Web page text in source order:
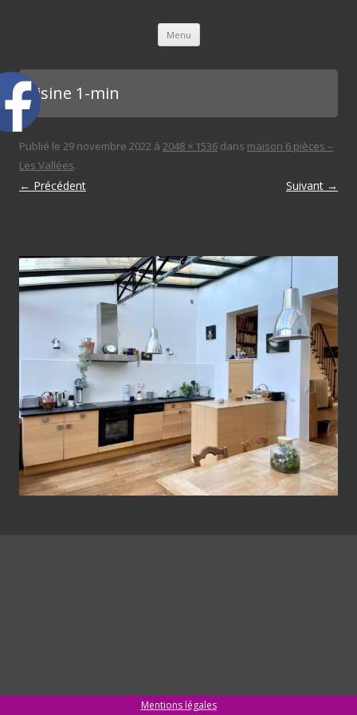
Menu Aller au contenu principal
cuisine 1-min
Publié le 29 novembre 2022 à 2048 × 1536 dans maison 6 pièces –
Les Vallées.
← Précédent Suivant →
Mentions légales